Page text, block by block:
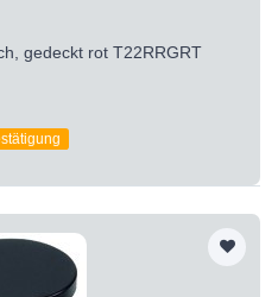
gedeckt rot T22RRGRT